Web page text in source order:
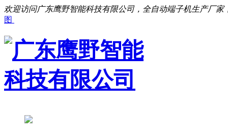
欢迎访问广东鹰野智能科技有限公司，全自动端子机生产厂家
图